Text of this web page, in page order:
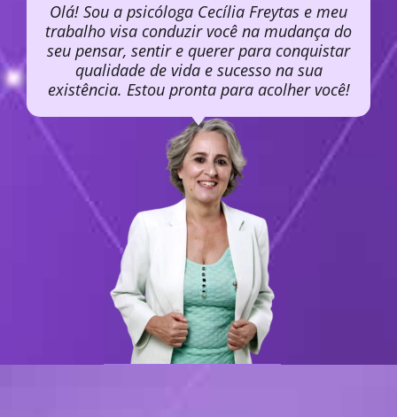
Olá! Sou a psicóloga Cecília Freytas e meu
trabalho visa conduzir você na mudança do
seu pensar, sentir e querer para conquistar
qualidade de vida e sucesso na sua
existência. Estou pronta para acolher você!